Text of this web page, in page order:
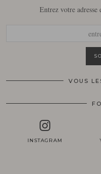
Entrez votre
VOUS
INSTAGRAM